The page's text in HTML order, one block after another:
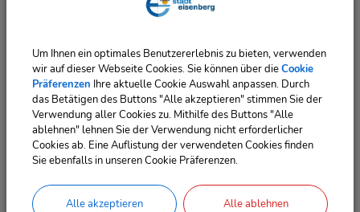
bei sakralen Gesängen, Opernarien sowie
Gründung des Ensembles Sacralissimo.
Veranstaltungsort
Schlosskirche "St. Trinitatis" Eisenberg
07607 Eisenberg, Im Schloss
Veranstalter
DEUBEL - Künstlervermittlung
Um Ihnen ein optimales Benutzererlebnis zu bieten, verwenden
wir auf dieser Webseite Cookies. Sie können über dieCookie
Präferenzen Ihre aktuelle Cookie Auswahl anpassen. Durch
das Betätigen des Buttons "Alle akzeptieren" stimmen Sie der
Verwendung aller Cookies zu. Mithilfe des Buttons "Alle
ablehnen" lehnen Sie der Verwendung nicht erforderlicher
Cookies ab. Eine Auflistung der verwendeten Cookies finden
Sie ebenfalls in unseren Cookie Präferenzen.
Alle akzeptieren Alle ablehnen